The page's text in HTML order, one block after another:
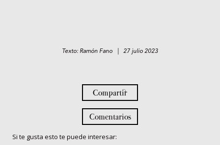
Texto: Ramón Fano | 27 julio 2023
Compartir
Comentarios
Si te gusta esto te puede interesar: